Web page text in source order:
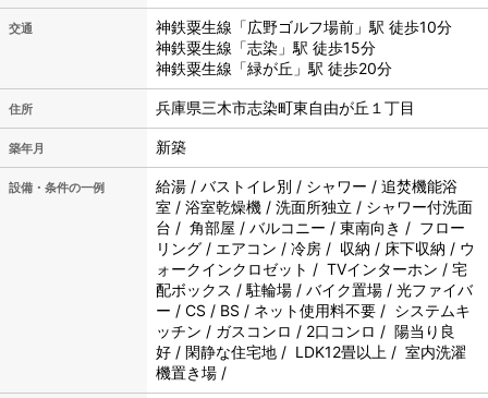
交通
神鉄粟生線「広野ゴルフ場前」駅 徒歩10分
神鉄粟生線「志染」駅 徒歩15分
神鉄粟生線「緑が丘」駅 徒歩20分
住所 兵庫県三木市志染町東自由が丘１丁目
築年月 新築
設備・条件の一例
給湯 / バストイレ別 / シャワー / 追焚機能浴
室 / 浴室乾燥機 / 洗面所独立 / シャワー付洗面
台 / 角部屋 / バルコニー / 東南向き / フロー
リング / エアコン / 冷房 / 収納 / 床下収納 / ウ
ォークインクロゼット / TVインターホン / 宅
配ボックス / 駐輪場 / バイク置場 / 光ファイバ
ー / CS / BS / ネット使用料不要 / システムキ
ッチン / ガスコンロ / 2口コンロ / 陽当り良
好 / 閑静な住宅地 / LDK12畳以上 / 室内洗濯
機置き場 /